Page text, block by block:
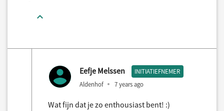
Eefje Melssen INITIATIEFNEMER
Aldenhof 7 years ago
Wat fijn dat je zo enthousiast bent! :)